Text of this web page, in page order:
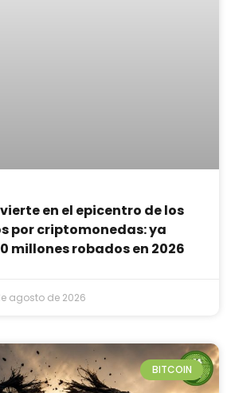
en el epicentro de los
por criptomonedas: ya
millones robados en 2026
agosto de 2026
BITCOIN